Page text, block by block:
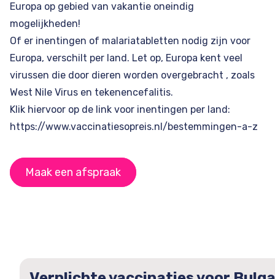
Europa op gebied van vakantie oneindig
mogelijkheden!
Of er inentingen of malariatabletten nodig zijn voor
Europa, verschilt per land. Let op, Europa kent veel
virussen die door dieren worden overgebracht , zoals
West Nile Virus en tekenencefalitis.
Klik hiervoor op de link voor inentingen per land:
https://www.vaccinatiesopreis.nl/bestemmingen-a-z
Maak een afspraak